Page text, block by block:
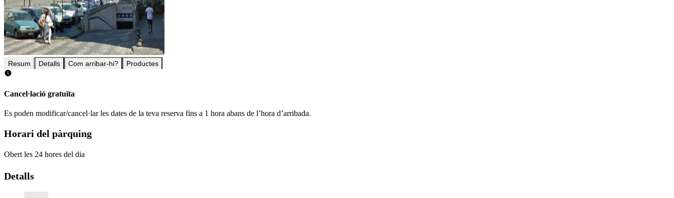
Resum Detalls Com arribar-hi? Productes
Cancel·lació gratuïta
Es poden modificar/cancel·lar les dates de la teva reserva fins a 1 hora abans de l’hora d’arribada.
Horari del pàrquing
Obert les 24 hores del dia
Detalls